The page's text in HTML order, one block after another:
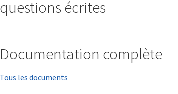
questions écrites
Documentation complète
Tous les documents